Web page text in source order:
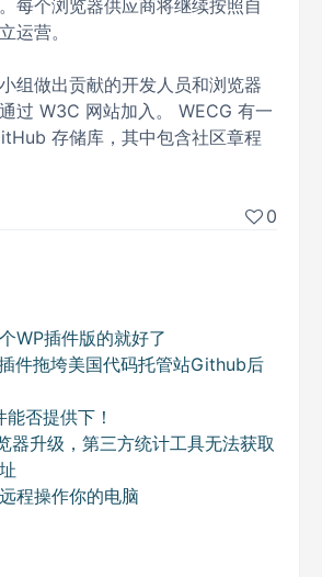
每个浏览器供应商将继续按照自
运营。
组做出贡献的开发人员和浏览器
过 W3C 网站加入。 WECG 有一
存储库，其中包含社区章程
0
WP插件版的就好了
件拖垮美国代码托管站Github后
否提供下！
器升级，第三方统计工具无法获取
程操作你的电脑